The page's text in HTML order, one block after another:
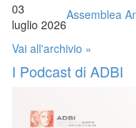
03
luglio 2026
Assemblea
Vai all'archivio »
I Podcast di ADBI